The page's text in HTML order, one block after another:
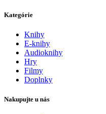
Kategórie
Knihy
E-knihy
Audioknihy
Hry
Filmy
Doplnky
Nakupujte u nás